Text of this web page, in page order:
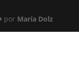
por María Dolz